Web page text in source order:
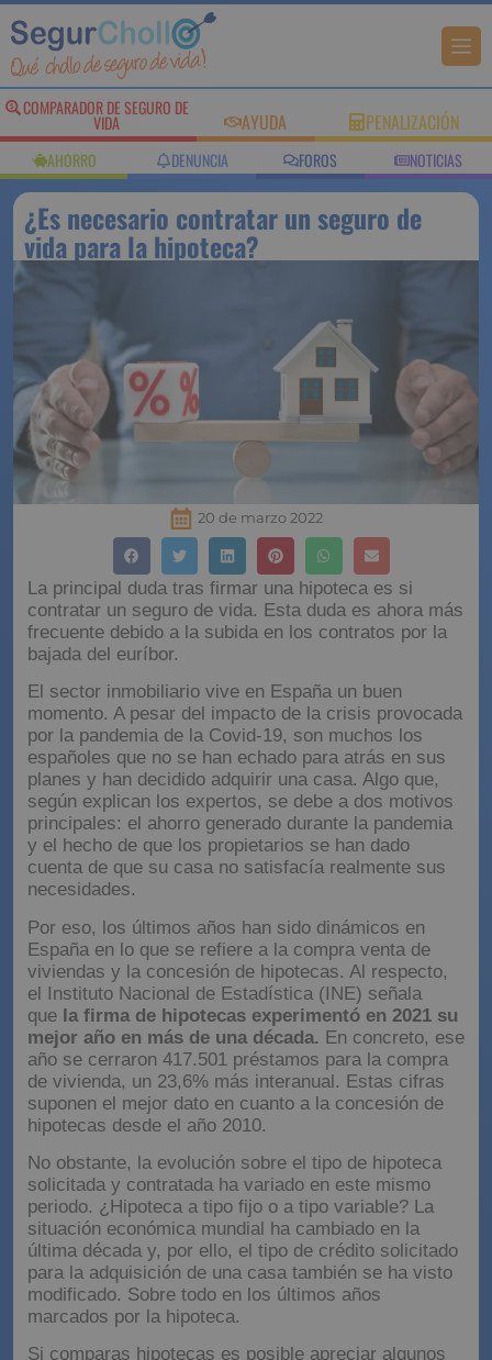
COMPARADOR DE SEGURO DE
VIDA AYUDA PENALIZACIÓN
AHORRO DENUNCIA FOROS NOTICIAS
¿Es necesario contratar un seguro de
vida para la hipoteca?
20 de marzo 2022
La principal duda tras firmar una hipoteca es si
contratar un seguro de vida. Esta duda es ahora más
frecuente debido a la subida en los contratos por la
bajada del euríbor.
El sector inmobiliario vive en España un buen
momento. A pesar del impacto de la crisis provocada
por la pandemia de la Covid-19, son muchos los
españoles que no se han echado para atrás en sus
planes y han decidido adquirir una casa. Algo que,
según explican los expertos, se debe a dos motivos
principales: el ahorro generado durante la pandemia
y el hecho de que los propietarios se han dado
cuenta de que su casa no satisfacía realmente sus
necesidades.
Por eso, los últimos años han sido dinámicos en
España en lo que se refiere a la compra venta de
viviendas y la concesión de hipotecas. Al respecto,
el Instituto Nacional de Estadística (INE) señala
que la firma de hipotecas experimentó en 2021 su
mejor año en más de una década. En concreto, ese
año se cerraron 417.501 préstamos para la compra
de vivienda, un 23,6% más interanual. Estas cifras
suponen el mejor dato en cuanto a la concesión de
hipotecas desde el año 2010.
No obstante, la evolución sobre el tipo de hipoteca
solicitada y contratada ha variado en este mismo
periodo. ¿Hipoteca a tipo fijo o a tipo variable? La
situación económica mundial ha cambiado en la
última década y, por ello, el tipo de crédito solicitado
para la adquisición de una casa también se ha visto
modificado. Sobre todo en los últimos años
marcados por la hipoteca.
Si comparas hipotecas es posible apreciar algunos